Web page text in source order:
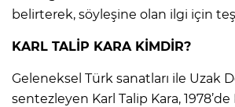
belirterek, söyleşine olan ilgi için
KARL TALİP KARA KİMDİR?
Geleneksel Türk sanatları ile Uzak
sentezleyen Karl Talip Kara, 1978’de